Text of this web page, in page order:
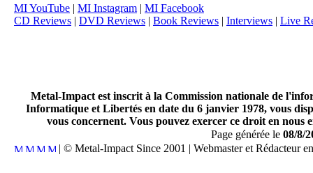
MI YouTube | MI Instagram | MI Facebook
CD Reviews | DVD Reviews | Book Reviews | Interviews | Live
Metal-Impact est inscrit à la Commission nationale de
Informatique et Libertés en date du 6 janvier 1978, vous
vous concernent. Vous pouvez exercer ce droit en
Page générée le 08/8/
| © Metal-Impact Since 2001 | Webmaster et Rédacteur